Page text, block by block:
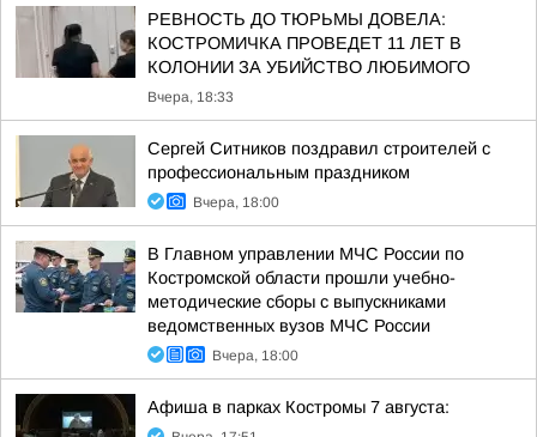
РЕВНОСТЬ ДО ТЮРЬМЫ ДОВЕЛА:
КОСТРОМИЧКА ПРОВЕДЕТ 11 ЛЕТ В
КОЛОНИИ ЗА УБИЙСТВО ЛЮБИМОГО
Вчера, 18:33
Сергей Ситников поздравил строителей с
профессиональным праздником
Вчера, 18:00
В Главном управлении МЧС России по
Костромской области прошли учебно-
методические сборы с выпускниками
ведомственных вузов МЧС России
Вчера, 18:00
Афиша в парках Костромы 7 августа: